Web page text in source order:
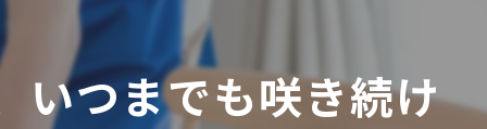
いつまでも咲き続け